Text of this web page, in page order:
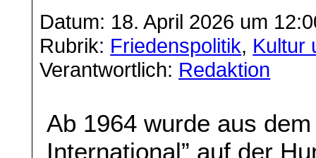
Datum: 18. April 2026 um
Rubrik: Friedenspolitik, Kultur
Verantwortlich: Redaktion
Ab 1964 wurde aus
International” auf der